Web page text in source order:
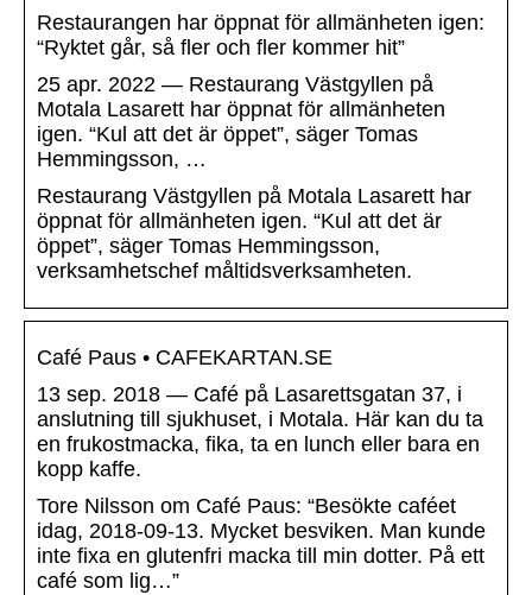
Restaurangen har öppnat för allmänheten igen:
“Ryktet går, så fler och fler kommer hit”
25 apr. 2022 — Restaurang Västgyllen på
Motala Lasarett har öppnat för allmänheten
igen. “Kul att det är öppet”, säger Tomas
Hemmingsson, …
Restaurang Västgyllen på Motala Lasarett har
öppnat för allmänheten igen. “Kul att det är
öppet”, säger Tomas Hemmingsson,
verksamhetschef måltidsverksamheten.
Café Paus • CAFEKARTAN.SE
13 sep. 2018 — Café på Lasarettsgatan 37, i
anslutning till sjukhuset, i Motala. Här kan du ta
en frukostmacka, fika, ta en lunch eller bara en
kopp kaffe.
Tore Nilsson om Café Paus: “Besökte caféet
idag, 2018-09-13. Mycket besviken. Man kunde
inte fixa en glutenfri macka till min dotter. På ett
café som lig…”